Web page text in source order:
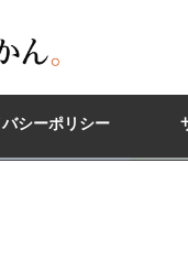
シーポリシー